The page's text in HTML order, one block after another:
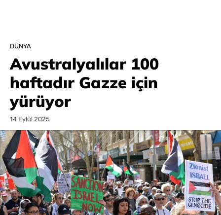
DÜNYA
Avustralyalılar 100
haftadır Gazze için
yürüyor
14 Eylül 2025